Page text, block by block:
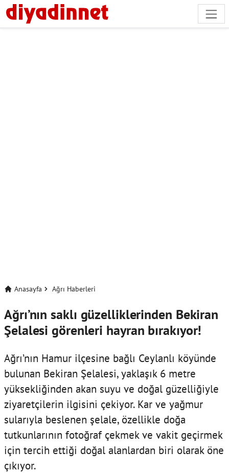
Anasayfa Ağrı Haberleri
Ağrı’nın saklı güzelliklerinden Bekiran
Şelalesi görenleri hayran bırakıyor!
Ağrı’nın Hamur ilçesine bağlı Ceylanlı köyünde
bulunan Bekiran Şelalesi, yaklaşık 6 metre
yüksekliğinden akan suyu ve doğal güzelliğiyle
ziyaretçilerin ilgisini çekiyor. Kar ve yağmur
sularıyla beslenen şelale, özellikle doğa
tutkunlarının fotoğraf çekmek ve vakit geçirmek
için tercih ettiği doğal alanlardan biri olarak öne
çıkıyor.